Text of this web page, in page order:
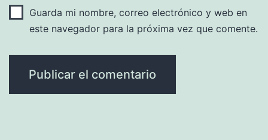
Guarda mi nombre, correo electrónico y web en
este navegador para la próxima vez que comente.